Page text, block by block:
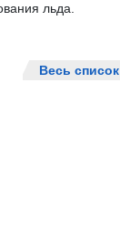
льда.
Весь список